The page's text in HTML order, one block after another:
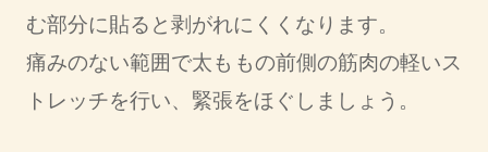
む部分に貼ると剥がれにくくなります。
痛みのない範囲で太ももの前側の筋肉の軽いス
トレッチを行い、緊張をほぐしましょう。